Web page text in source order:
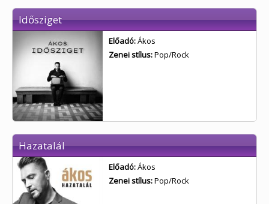
Idősziget
Előadó:Ákos
Zenei stílus:Pop/Rock
Hazatalál
Előadó:Ákos
Zenei stílus:Pop/Rock